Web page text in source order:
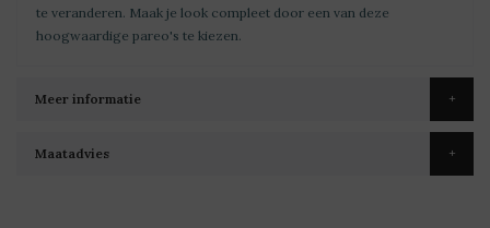
te veranderen. Maak je look compleet door een van deze
hoogwaardige pareo's te kiezen.
Meer informatie
Maatadvies